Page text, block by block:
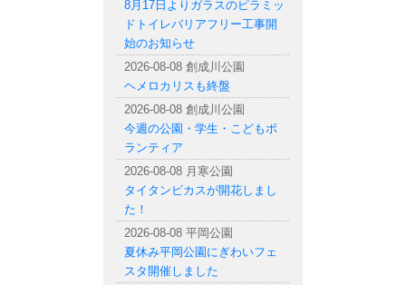
8月17日よりガラスのピラミッ
ドトイレバリアフリー工事開
始のお知らせ
2026-08-08 創成川公園
ヘメロカリスも終盤
2026-08-08 創成川公園
今週の公園・学生・こどもボ
ランティア
2026-08-08 月寒公園
タイタンビカスが開花しまし
た！
2026-08-08 平岡公園
夏休み平岡公園にぎわいフェ
スタ開催しました